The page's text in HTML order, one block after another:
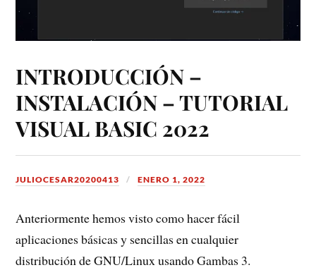
INTRODUCCIÓN –
INSTALACIÓN – TUTORIAL
VISUAL BASIC 2022
JULIOCESAR20200413 ENERO 1, 2022
Anteriormente hemos visto como hacer fácil
aplicaciones básicas y sencillas en cualquier
distribución de GNU/Linux usando Gambas 3.